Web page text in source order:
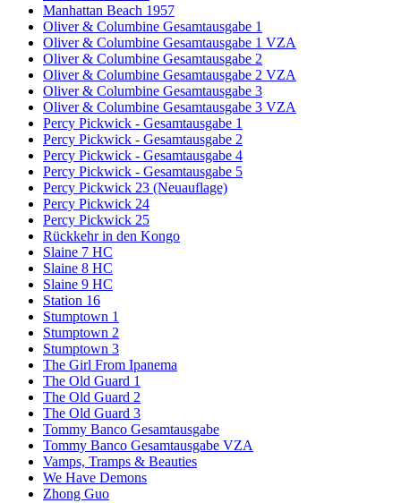
Manhattan Beach 1957
Oliver & Columbine Gesamtausgabe 1
Oliver & Columbine Gesamtausgabe 1 VZA
Oliver & Columbine Gesamtausgabe 2
Oliver & Columbine Gesamtausgabe 2 VZA
Oliver & Columbine Gesamtausgabe 3
Oliver & Columbine Gesamtausgabe 3 VZA
Percy Pickwick - Gesamtausgabe 1
Percy Pickwick - Gesamtausgabe 2
Percy Pickwick - Gesamtausgabe 4
Percy Pickwick - Gesamtausgabe 5
Percy Pickwick 23 (Neuauflage)
Percy Pickwick 24
Percy Pickwick 25
Rückkehr in den Kongo
Slaine 7 HC
Slaine 8 HC
Slaine 9 HC
Station 16
Stumptown 1
Stumptown 2
Stumptown 3
The Girl From Ipanema
The Old Guard 1
The Old Guard 2
The Old Guard 3
Tommy Banco Gesamtausgabe
Tommy Banco Gesamtausgabe VZA
Vamps, Tramps & Beauties
We Have Demons
Zhong Guo